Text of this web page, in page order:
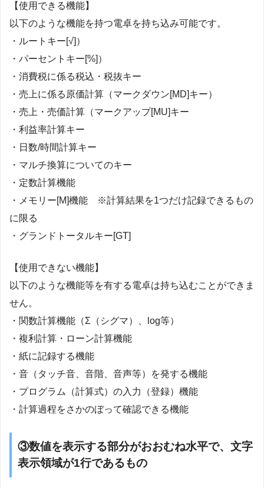
【使用できる機能】
以下のような機能を持つ電卓を持ち込み可能です。
・ルートキー[√]）
・パーセントキー[%]）
・消費税に係る税込・税抜キー
・売上に係る原価計算（マークダウン[MD]キー）
・売上・売価計算（マークアップ[MU]キー
・利益率計算キー
・日数/時間計算キー
・マルチ換算についてのキー
・定数計算機能
・メモリー[M]機能 ※計算結果を1つだけ記録できるもの
に限る
・グランドトータルキー[GT]
【使用できない機能】
以下のような機能等を有する電卓は持ち込むことができま
せん。
・関数計算機能（Σ（シグマ）、log等）
・複利計算・ローン計算機能
・紙に記録する機能
・音（タッチ音、音階、音声等）を発する機能
・プログラム（計算式）の入力（登録）機能
・計算過程をさかのぼって確認できる機能
③数値を表示する部分がおおむね水平で、文字
表示領域が1行であるもの